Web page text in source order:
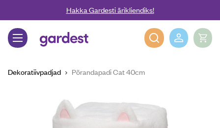
Liigu edasi põhisisu juurdeHakka Gardesti ärikliendiks!
Gardest
Dekoratiivpadjad Põrandapadi Cat 40cm